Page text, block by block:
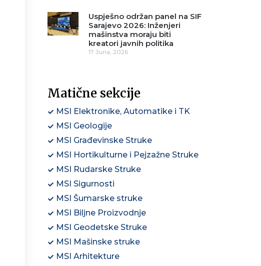
Uspješno održan panel na SIF
Sarajevo 2026: Inženjeri
mašinstva moraju biti
kreatori javnih politika
17 Juna, 2026
Matične sekcije
MSI Elektronike, Automatike i TK
MSI Geologije
MSI Građevinske Struke
MSI Hortikulturne i Pejzažne Struke
MSI Rudarske Struke
MSI Sigurnosti
MSI Šumarske struke
MSI Biljne Proizvodnje
MSI Geodetske Struke
MSI Mašinske struke
MSI Arhitekture